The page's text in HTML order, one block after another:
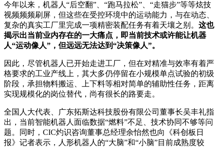
今年以来，机器人“后空翻”、“跑马拉松”、“走猫步”等等炫技
视频频频刷屏，但这些在受控环境中的运动能力，与在动态、
复杂的真实工厂里完成一项精密装配任务有着天壤之别。 这也
揭示出当前业内存在的一大痛点，即当前技术或许能让机器
人“运动像人”，但远远无法达到“决策像人”。
因此，尽管机器人已开始走进工厂，但在对精准与效率有着严
格要求的工业产线上，其大多仍停留在小规模单点试验的初级
阶段，承担物料搬运、上下料等相对简单的辅助性任务，距离
实现规模化的岗位替代，尚有很长的路要走。
全国人大代表、广东拓斯达科技股份有限公司董事长吴丰礼指
出，当前智能机器人面临数据“燃料”不足、技术协同不够等问
题。同时，CIC灼识咨询董事总经理余怡然也向《科创板日
报》记者表示，人形机器人的“大脑”和“小脑”目前成熟度较